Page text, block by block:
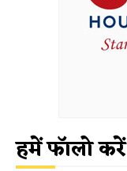
हमें फॉलो करें